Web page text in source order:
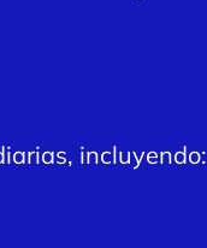
incluyendo: